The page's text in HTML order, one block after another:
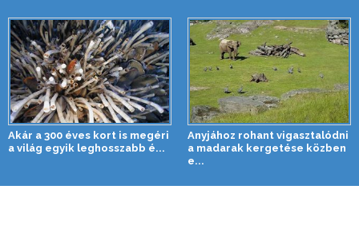
Akár a 300 éves kort is megéri
a világ egyik leghosszabb é...
Anyjához rohant vigasztalódni
a madarak kergetése közben
e...